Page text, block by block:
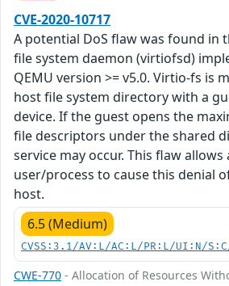
CVE-2020-10717
A potential DoS flaw was found in
file system daemon (virtiofsd)
QEMU version >= v5.0. Virtio-fs is
host file system directory with a
device. If the guest opens the
file descriptors under the shared
service may occur. This flaw allows
user/process to cause this denial
host.
6.5 (Medium)
CVSS:3.1/AV:L/AC:L/PR:L/UI:N/
CWE-770 - Allocation of Resources